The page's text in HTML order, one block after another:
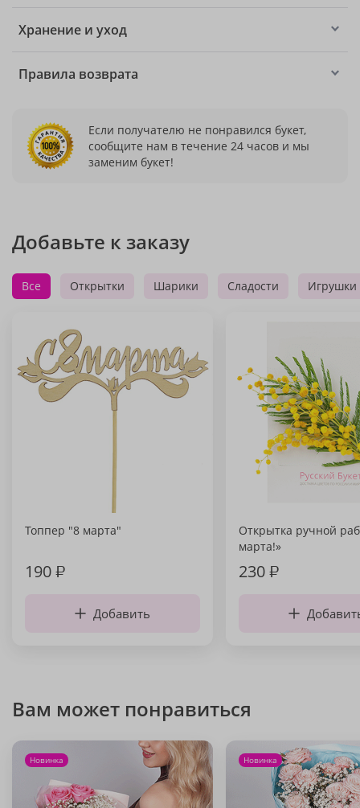
Хранение и уход
Правила возврата
Если получателю не понравился букет,
сообщите нам в течение 24 часов и мы
заменим букет!
Добавьте к заказу
Все Открытки Шарики Сладости Игрушки
Топпер "8 марта"
190₽
Добавить
Открытка ручной
марта!»
230₽
Вам может понравиться
Новинка Новинка